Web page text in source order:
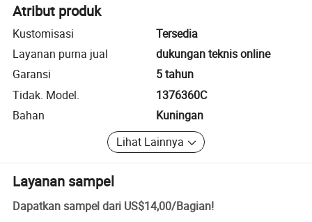
Atribut produk
Kustomisasi
Tersedia
Layanan purna jual
dukungan teknis online
Garansi
5 tahun
Tidak. Model.
1376360C
Bahan
Kuningan
Lihat Lainnya
Layanan sampel
Dapatkan sampel dari US$14,00/Bagian!